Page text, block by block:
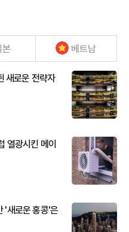
본 베트남
새로운 전략자
열광시킨 메이
'새로운 홍콩'은